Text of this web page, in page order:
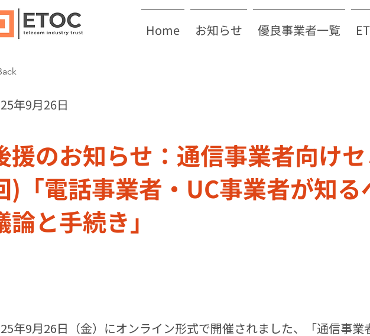
Home お知らせ 優良事業者一覧
年9月26日
援のお知らせ：通信事業者向け
)「電話事業者・UC事業者が知
論と手続き」
年9月26日（金）にオンライン形式で開催されました、「通信事